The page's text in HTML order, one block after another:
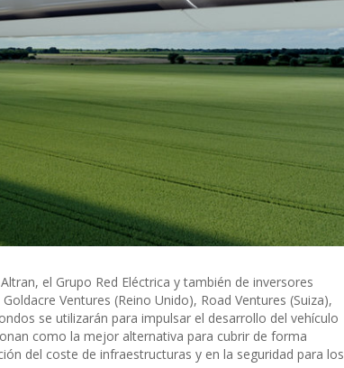
el Grupo Red Eléctrica y también de inversores
Ventures (Reino Unido), Road Ventures (Suiza),
se utilizarán para impulsar el desarrollo del vehículo
como la mejor alternativa para cubrir de forma
del coste de infraestructuras y en la seguridad para los